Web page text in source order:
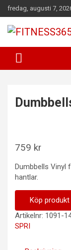
Hoppa
till
innehåll
fredag, augusti 7,
759 kr
Dumbbells Vinyl
hantlar.
Köp produkt
Artikelnr: 1091-
SPRI